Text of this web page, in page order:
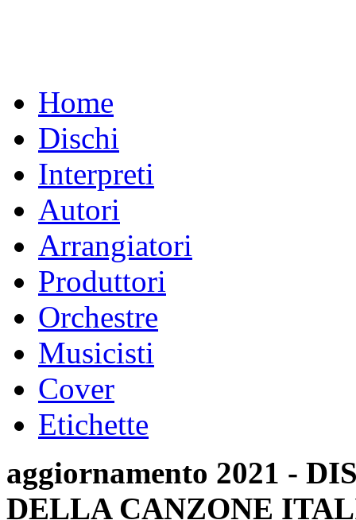
Home
Dischi
Interpreti
Autori
Arrangiatori
Produttori
Orchestre
Musicisti
Cover
Etichette
aggiornamento 2021 -
DELLA CANZONE